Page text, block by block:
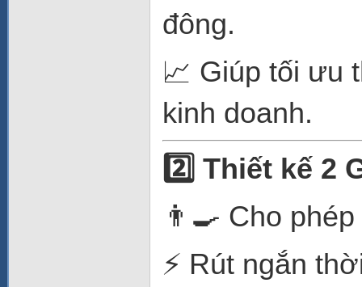
đông.
📈 Giúp tối ưu
kinh doanh.
2️ Thiết kế 2
👨‍🍳 Cho
⚡ Rút ngắn